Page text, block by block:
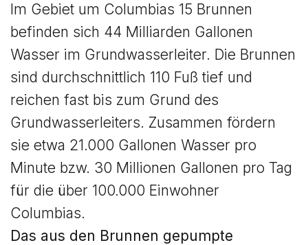
Im Gebiet um Columbias 15 Brunnen
befinden sich 44 Milliarden Gallonen
Wasser im Grundwasserleiter. Die Brunnen
sind durchschnittlich 110 Fuß tief und
reichen fast bis zum Grund des
Grundwasserleiters. Zusammen fördern
sie etwa 21.000 Gallonen Wasser pro
Minute bzw. 30 Millionen Gallonen pro Tag
für die über 100.000 Einwohner
Columbias.
Das aus den Brunnen gepumpte